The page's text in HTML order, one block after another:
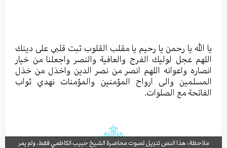
يا الله يا رحمن يا رحيم يا مقلب القلوب ثبت قلبي على دينك
اللهم عجل لوليك الفرج والعافية والنصر واجعلنا من خيار
انصاره واعوانه اللهم انصر من نصر الدين واخذل من خذل
المسلمين والى ارواح المؤمنين والمؤمنات نهدي ثواب
الفاتحة مع الصلوات.
ملاحظة: هذا النص تنزيل لصوت محاضرة الشيخ حبيب الكاظمي فقط، ولم يمر